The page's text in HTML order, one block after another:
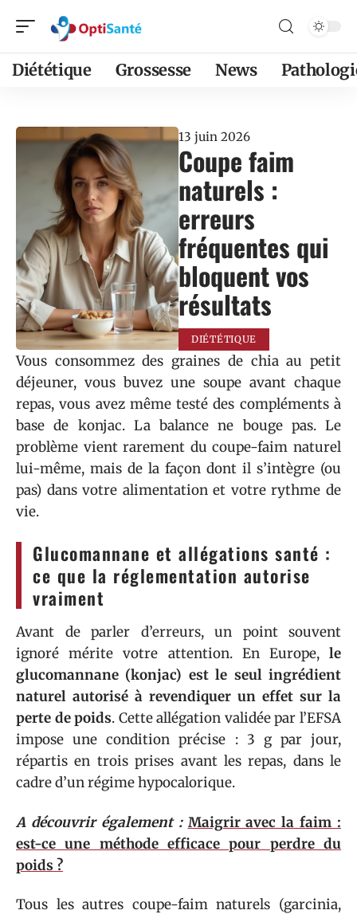
Diététique Grossesse News
13 juin 2026
Coupe faim
naturels :
erreurs
fréquentes qui
bloquent vos
résultats
DIÉTÉTIQUE
Vous consommez des graines de chia au petit
déjeuner, vous buvez une soupe avant chaque
repas, vous avez même testé des compléments à
base de konjac. La balance ne bouge pas. Le
problème vient rarement du coupe-faim naturel
lui-même, mais de la façon dont il s’intègre (ou
pas) dans votre alimentation et votre rythme de
vie.
Glucomannane et allégations santé :
ce que la réglementation autorise
vraiment
Avant de parler d’erreurs, un point souvent
ignoré mérite votre attention. En Europe, le
glucomannane (konjac) est le seul ingrédient
naturel autorisé à revendiquer un effet sur la
perte de poids. Cette allégation validée par l’EFSA
impose une condition précise : 3 g par jour,
répartis en trois prises avant les repas, dans le
cadre d’un régime hypocalorique.
A découvrir également : Maigrir avec la faim :
est-ce une méthode efficace pour perdre du
poids ?
Tous les autres coupe-faim naturels (garcinia,